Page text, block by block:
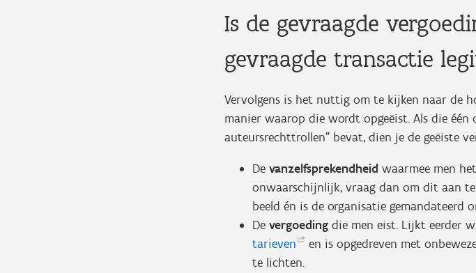
Is de gevraagde
gevraagde transactie
Vervolgens is het nuttig om te kijken naar de
manier waarop die wordt opgeëist. Als die één
auteursrechttrollen” bevat, dien je de geëiste
Devanzelfsprekendheid waarmee men
onwaarschijnlijk, vraag dan om dit aan
beeld én is de organisatie gemandateerd
Devergoeding die men eist. Lijkt eerder
tarieven
en is opgedreven met
te lichten.